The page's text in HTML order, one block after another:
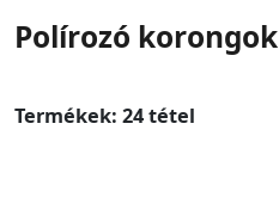
Polírozó korongok
Termékek: 24 tétel